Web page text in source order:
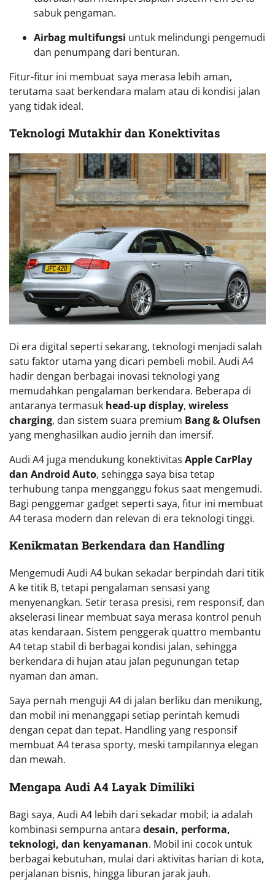
sabuk pengaman.
Airbag multifungsi untuk melindungi pengemudi
dan penumpang dari benturan.
Fitur-fitur ini membuat saya merasa lebih aman,
terutama saat berkendara malam atau di kondisi jalan
yang tidak ideal.
Teknologi Mutakhir dan Konektivitas
Di era digital seperti sekarang, teknologi menjadi salah
satu faktor utama yang dicari pembeli mobil. Audi A4
hadir dengan berbagai inovasi teknologi yang
memudahkan pengalaman berkendara. Beberapa di
antaranya termasuk head-up display, wireless
charging, dan sistem suara premium Bang & Olufsen
yang menghasilkan audio jernih dan imersif.
Audi A4 juga mendukung konektivitas Apple CarPlay
dan Android Auto, sehingga saya bisa tetap
terhubung tanpa mengganggu fokus saat mengemudi.
Bagi penggemar gadget seperti saya, fitur ini membuat
A4 terasa modern dan relevan di era teknologi tinggi.
Kenikmatan Berkendara dan Handling
Mengemudi Audi A4 bukan sekadar berpindah dari titik
A ke titik B, tetapi pengalaman sensasi yang
menyenangkan. Setir terasa presisi, rem responsif, dan
akselerasi linear membuat saya merasa kontrol penuh
atas kendaraan. Sistem penggerak quattro membantu
A4 tetap stabil di berbagai kondisi jalan, sehingga
berkendara di hujan atau jalan pegunungan tetap
nyaman dan aman.
Saya pernah menguji A4 di jalan berliku dan menikung,
dan mobil ini menanggapi setiap perintah kemudi
dengan cepat dan tepat. Handling yang responsif
membuat A4 terasa sporty, meski tampilannya elegan
dan mewah.
Mengapa Audi A4 Layak Dimiliki
Bagi saya, Audi A4 lebih dari sekadar mobil; ia adalah
kombinasi sempurna antara desain, performa,
teknologi, dan kenyamanan. Mobil ini cocok untuk
berbagai kebutuhan, mulai dari aktivitas harian di kota,
perjalanan bisnis, hingga liburan jarak jauh.